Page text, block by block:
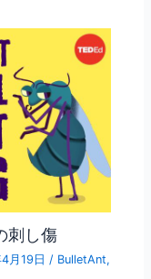
刺し傷
月19日 / BulletAnt,